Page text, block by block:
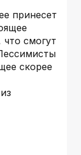
принесет
смогут
скорее